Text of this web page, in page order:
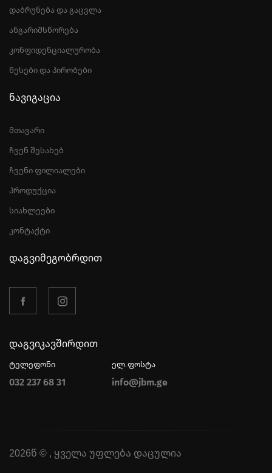
დაბრუნება და გაცვლა
ანგარიშსწორება
კონფიდენციალურობა
წესები და პირობები
ნავიგაცია
მთავარი
ჩვენ შესახებ
ჩვენი ფილიალები
პროდუქცია
სიახლეები
კონტაქტი
დაგვიმეგობრდით
დაგვიკავშირდით
ტელეფონი
032 237 68 31
ელ.ფოსტა
info@jbm.ge
2026წ © , ყველა უფლება დაცულია